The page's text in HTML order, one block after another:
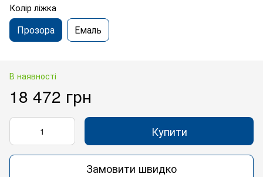
Колір ліжка
Прозора Емаль
В наявності
18 472 грн
Купити
Замовити швидко